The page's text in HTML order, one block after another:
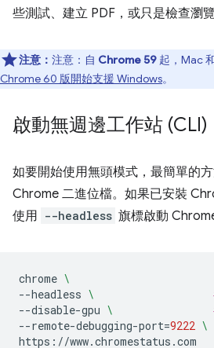
些測試、建立 PDF，或只是檢查瀏
注意： 注意：自 Chrome 59 起，Mac
Chrome 60 版開始支援 Windows。
啟動無週邊工作站 (CLI)
如要開始使用無頭模式，最簡單的
Chrome 二進位檔。如果已安裝
使用 --headless 旗標啟動
chrome \
--headless \
--disable-gpu \
--remote-debugging-port=9222 \
https://www.chromestatus.com